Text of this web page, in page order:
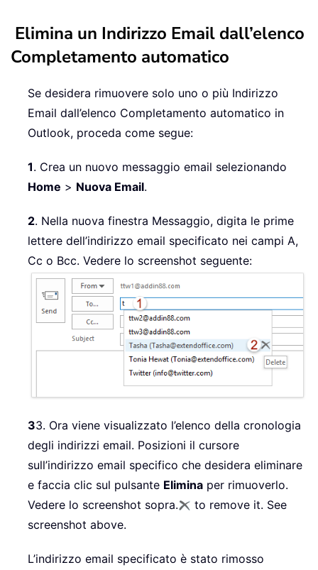
Elimina un Indirizzo Email dall’elenco
Completamento automatico
Se desidera rimuovere solo uno o più Indirizzo
Email dall’elenco Completamento automatico in
Outlook, proceda come segue:
1. Crea un nuovo messaggio email selezionando
Home > Nuova Email.
2. Nella nuova finestra Messaggio, digita le prime
lettere dell’indirizzo email specificato nei campi A,
Cc o Bcc. Vedere lo screenshot seguente:
33. Ora viene visualizzato l’elenco della cronologia
degli indirizzi email. Posizioni il cursore
sull’indirizzo email specifico che desidera eliminare
e faccia clic sul pulsante Elimina per rimuoverlo.
Vedere lo screenshot sopra.
to remove it. See
screenshot above.
L’indirizzo email specificato è stato rimosso